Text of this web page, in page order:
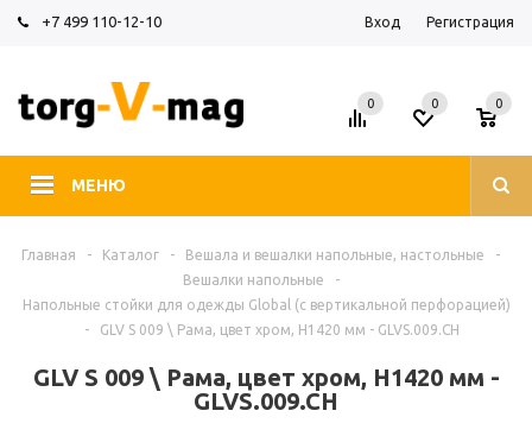
+7 499 110-12-10 Вход Регистрация
МЕНЮ
0 0
0
Главная - Каталог - Вешала и вешалки напольные, настольные
-
Вешалки напольные
-
Напольные стойки для одежды Global (с вертикальной перфорацией)
-
GLV S 009 \ Рама, цвет хром, H1420 мм - GLVS.009.CH
GLV S 009 \ Рама, цвет хром, H1420 мм -
GLVS.009.CH